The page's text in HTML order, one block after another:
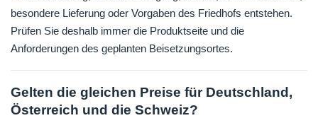
besondere Lieferung oder Vorgaben des Friedhofs entstehen.
Prüfen Sie deshalb immer die Produktseite und die
Anforderungen des geplanten Beisetzungsortes.
Gelten die gleichen Preise für Deutschland,
Österreich und die Schweiz?